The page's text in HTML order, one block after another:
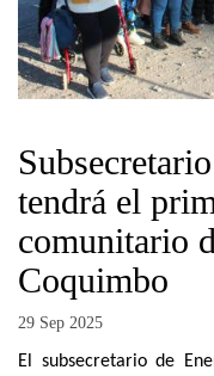
tendrá el
comunitario
Coquimbo
29 Sep 2025
El subsecretario de